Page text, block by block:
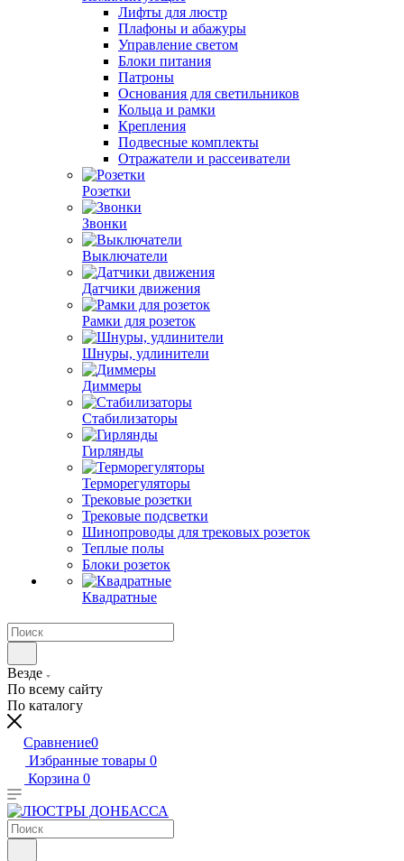
Лифты для люстр
Плафоны и абажуры
Управление светом
Блоки питания
Патроны
Основания для светильников
Кольца и рамки
Крепления
Подвесные комплекты
Отражатели и рассеиватели
Розетки
Звонки
Выключатели
Датчики движения
Рамки для розеток
Шнуры, удлинители
Диммеры
Стабилизаторы
Гирлянды
Терморегуляторы
Трековые розетки
Трековые подсветки
Шинопроводы для трековых розеток
Теплые полы
Блоки розеток
Квадратные
Везде
По всему сайту
По каталогу
Сравнение0
Избранные товары 0
Корзина 0